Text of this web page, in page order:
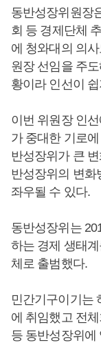
동반성장위원장
회 등 경제단체
에 청와대의 의
원장 선임을 주
황이라 인선이
이번 위원장 인
가 중대한 기로
반성장위가 큰
반성장위의 변화
좌우될 수 있다.
동반성장위는
하는 경제 생태
체로 출범했다.
민간기구이기는
에 취임했고 전
등 동반성장위에